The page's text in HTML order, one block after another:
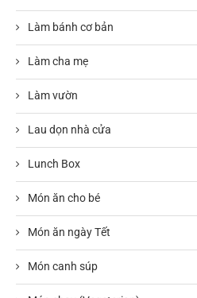
Làm bánh cơ bản
Làm cha mẹ
Làm vườn
Lau dọn nhà cửa
Lunch Box
Món ăn cho bé
Món ăn ngày Tết
Món canh súp